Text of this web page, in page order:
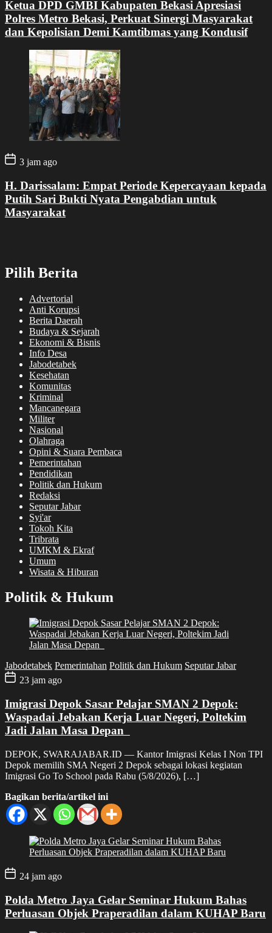
Ketua DPD GMBI Kabupaten Bekasi Apresiasi
Polres Metro Bekasi, Perkuat Sinergi Masyarakat
dan Kepolisian Demi Kamtibmas yang Kondusif
3 jam ago
H. Darissalam: Empat Periode Kepercayaan kepada
Putih Sari Bukti Nyata Pengabdian untuk
Masyarakat
Pilih Berita
Advertorial
Anti Korupsi
Berita Daerah
Budaya & Sejarah
Ekonomi & Bisnis
Info Desa
Jabodetabek
Kesehatan
Komunitas
Kriminal
Mancanegara
Militer
Nasional
Olahraga
Opini & Suara Pembaca
Pemerintahan
Pendidikan
Politik dan Hukum
Redaksi
Seputar Jabar
Syi'ar
Tokoh Kita
Tribrata
UMKM & Ekraf
Umum
Wisata & Hiburan
Politik & Hukum
Jabodetabek Pemerintahan Politik dan Hukum Seputar Jabar
23 jam ago
Imigrasi Depok Sasar Pelajar SMAN 2 Depok:
Waspadai Jebakan Kerja Luar Negeri, Poltekim
Jadi Jalan Masa Depan
DEPOK, SWARAJABAR.ID — Kantor Imigrasi Kelas I Non TPI
Depok memilih SMA Negeri 2 Depok sebagai lokasi kegiatan
Imigrasi Go To School pada Rabu (5/8/2026), […]
Bagikan berita/artikel ini
24 jam ago
Polda Metro Jaya Gelar Seminar Hukum Bahas
Perluasan Objek Praperadilan dalam KUHAP Baru